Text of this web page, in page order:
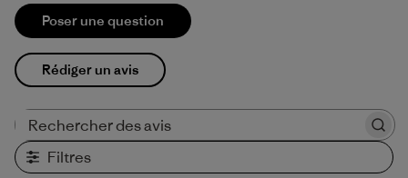
Poser une question
Rédiger un avis
Filtres